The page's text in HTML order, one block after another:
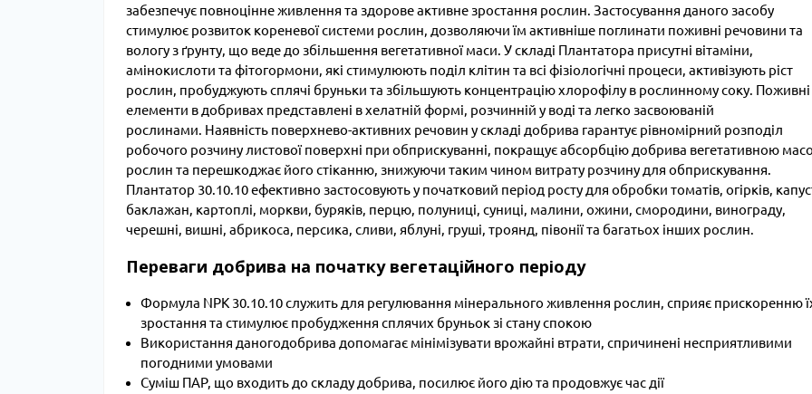
забезпечує повноцінне живлення та здорове активне зростання рослин. Застосування даного засобу
стимулює розвиток кореневої системи рослин, дозволяючи їм активніше поглинати поживні речовини та
вологу з ґрунту, що веде до збільшення вегетативної маси. У складі Плантатора присутні вітаміни,
амінокислоти та фітогормони, які стимулюють поділ клітин та всі фізіологічні процеси, активізують ріст
рослин, пробуджують сплячі бруньки та збільшують концентрацію хлорофілу в рослинному соку. Поживні
елементи в добривах представлені в хелатній формі, розчинній у воді та легко засвоюваній
рослинами. Наявність поверхнево-активних речовин у складі добрива гарантує рівномірний розподіл
робочого розчину листової поверхні при обприскуванні, покращує абсорбцію добрива вегетативною
рослин та перешкоджає його стіканню, знижуючи таким чином витрату розчину для обприскування.
Плантатор 30.10.10 ефективно застосовують у початковий період росту для обробки томатів, огірків,
баклажан, картоплі, моркви, буряків, перцю, полуниці, суниці, малини, ожини, смородини, винограду,
черешні, вишні, абрикоса, персика, сливи, яблуні, груші, троянд, півонії та багатьох інших рослин.
Переваги добрива на початку вегетаційного періоду
Формула NPK 30.10.10 служить для регулювання мінерального живлення рослин, сприяє прискоренню
зростання та стимулює пробудження сплячих бруньок зі стану спокою
Використання даногодобрива допомагає мінімізувати врожайні втрати, спричинені несприятливими
погодними умовами
Суміш ПАР, що входить до складу добрива, посилює його дію та продовжує час дії